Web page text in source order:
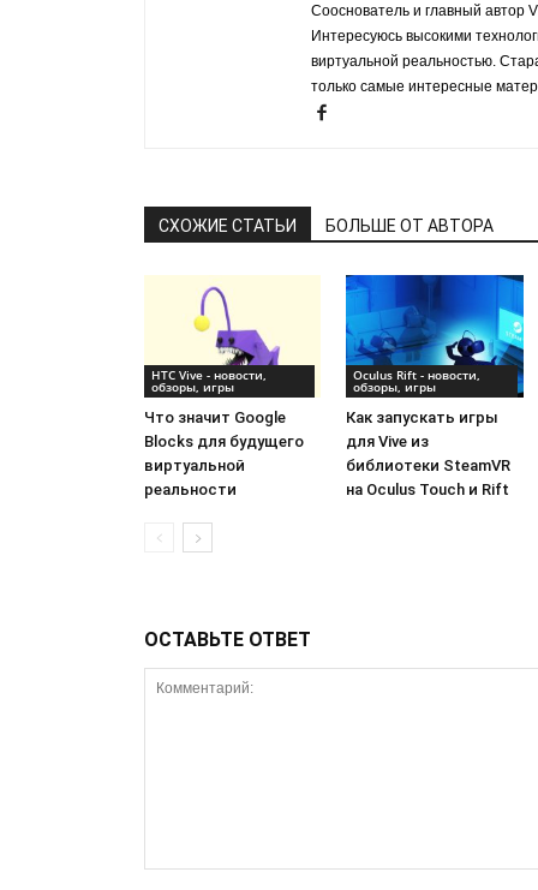
Сооснователь и главный автор
Интересуюсь высокими
виртуальной реальностью.
только самые интересные
СХОЖИЕ СТАТЬИ БОЛЬШЕ ОТ АВТОРА
HTC Vive - новости,
обзоры, игры
Что значит Google
Blocks для будущего
виртуальной
реальности
Oculus Rift - новости,
обзоры, игры
Как запускать игры
для Vive из
библиотеки SteamVR
на Oculus Touch и Rift
ОСТАВЬТЕ ОТВЕТ